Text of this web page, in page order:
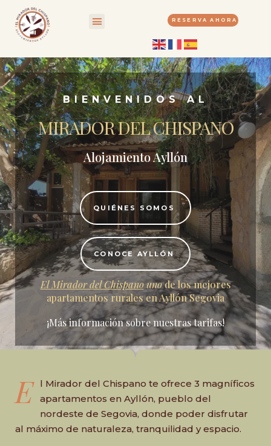
RESERVA AHORA
BIENVENIDOS AL
MIRADOR DEL CHISPANO
Alojamiento Ayllón
QUIÉNES SOMOS
CONOCE AYLLÓN
El Mirador del Chispanounode los mejores
apartamentos rurales en Ayllón Segovia
¡Más información sobre nuestras tarifas!
E l Mirador del Chispano te ofrece 3 magníficos
apartamentos en Ayllón, pueblo del
nordeste de Segovia, donde poder disfrutar
al máximo de naturaleza, tranquilidad y espacio.